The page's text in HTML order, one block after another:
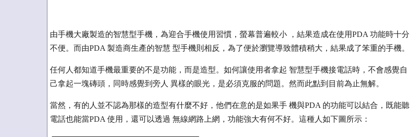
由手機大廠製造的智慧型手機，為迎合手機使用習慣，螢幕普遍較小 ，結果造成在使用PDA 功能時十分
不便。而由PDA 製造商生產的智慧 型手機則相反，為了便於瀏覽導致體積稍大，結果成了笨重的手機。
任何人都知道手機最重要的不是功能，而是造型。如何讓使用者拿起 智慧型手機接電話時，不會感覺自
己拿起一塊磚頭，同時感覺到旁人 異樣的眼光，是必須克服的問題。然而此點到目前為止無解。
當然，有的人並不認為那樣的造型有什麼不好，他們在意的是如果手 機與PDA 的功能可以結合，既能聽
電話也能當PDA 使用，還可以透過 無線網路上網，功能強大有何不好。這種人如下圖所示：